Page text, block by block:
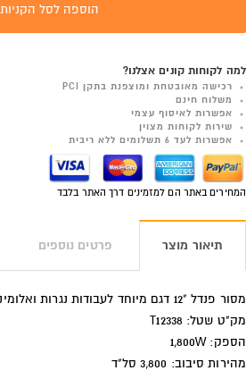
הוספה לסל הקניות
למה לקוחות קונים אצלנו?
רכישה מאובטחת ומוצפנת בתקן PCI
משלוח חינם
אפשרות לאיסוף עצמי
שירות לקוחות מצוין
אפשרות לעד 6 תשלומים ללא ריבית
המחירים באתר הם למזמינים דרך האתר בלבד
תיאור מוצר פרטים נוספים
מסור פנדל "12 דגם מיוחד לעבודות נגרות ואלומיניום בדיוק ונוחות מירבית
מק"ט שטל: T12338
הספק: 1,800W
מהירות סיבוב: 3,800 סל"ד